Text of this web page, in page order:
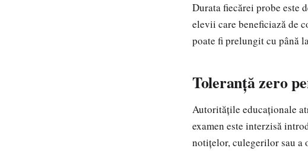
Durata fiecărei probe este
elevii care beneficiază de
poate fi prelungit cu până
Toleranță zero
Autoritățile educaționale
examen este interzisă
notițelor, culegerilor sau a